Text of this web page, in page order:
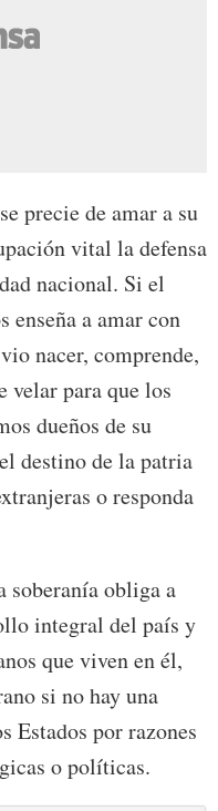
precie de amar a su
vital la defensa
nacional. Si el
enseña a amar con
nacer, comprende,
velar para que los
dueños de su
destino de la patria
o responda
soberanía obliga a
integral del país y
que viven en él,
si no hay una
Estados por razones
o políticas.